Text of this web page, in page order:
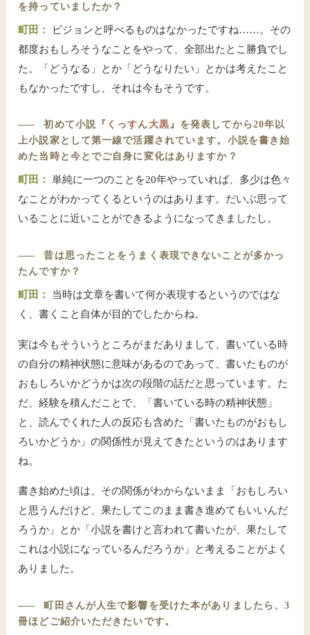
を持っていましたか？
町田：
ビジョンと呼べるものはなかったですね……。その
都度おもしろそうなことをやって、全部出たとこ勝負でし
た。「どうなる」とか「どうなりたい」とかは考えたこと
もなかったですし、それは今もそうです。
―― 初めて小説『 くっすん大黒』を発表してから20年以
上小説家として第一線で活躍されています。小説を書き始
めた当時と今とでご自身に変化はありますか？
町田：
単純に一つのことを20年やっていれば、多少は色々
なことがわかってくるというのはあります。だいぶ思って
いることに近いことができるようになってきましたし。
――
昔は思ったことをうまく表現できないことが多かっ
たんですか？
町田：
当時は文章を書いて何か表現するというのではな
く、書くこと自体が目的でしたからね。
実は今もそういうところがまだありまして、書いている時
の自分の精神状態に意味があるのであって、書いたものが
おもしろいかどうかは次の段階の話だと思っています。た
だ、経験を積んだことで、「書いている時の精神状態」
と、読んでくれた人の反応も含めた「書いたものがおもし
ろいかどうか」の関係性が見えてきたというのはあります
ね。
書き始めた頃は、その関係がわからないまま「おもしろい
と思うんだけど、果たしてこのまま書き進めてもいいんだ
ろうか」とか「小説を書けと言われて書いたが、果たして
これは小説になっているんだろうか」と考えることがよく
ありました。
――
町田さんが人生で影響を受けた本がありましたら、3
冊ほどご紹介いただきたいです。